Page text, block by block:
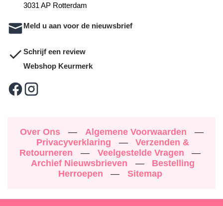
3031 AP Rotterdam
Meld u aan voor de nieuwsbrief
Schrijf een review
Webshop Keurmerk
Over Ons — Algemene Voorwaarden
—
Privacyverklaring
—
Verzenden &
Retourneren
— Veelgestelde Vragen
—
Archief Nieuwsbrieven
—
Bestelling
Herroepen
— Sitemap